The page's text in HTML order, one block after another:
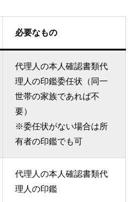
必要なもの
代理人の本人確認書類代
理人の印鑑委任状（同一
世帯の家族であれば不
要）
※委任状がない場合は所
有者の印鑑でも可
代理人の本人確認書類代
理人の印鑑